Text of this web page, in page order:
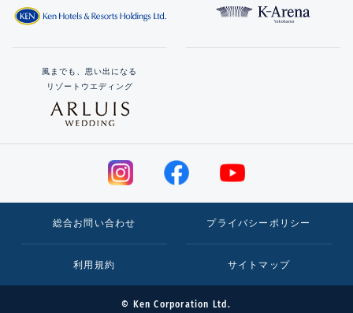
風までも、思い出になる
リゾートウエディング
総合お問い合わせ プライバシーポリシー
利用規約 サイトマップ
© Ken Corporation Ltd.